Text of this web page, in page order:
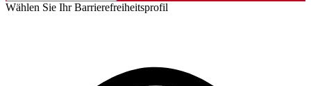
Wählen Sie Ihr Barrierefreiheitsprofil